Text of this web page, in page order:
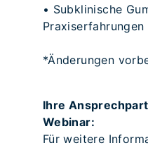
• Subklinische
Praxiserfahrungen
*Änderungen
Ihre
Webinar:
Für weitere